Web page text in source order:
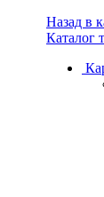
Назад в
Каталог